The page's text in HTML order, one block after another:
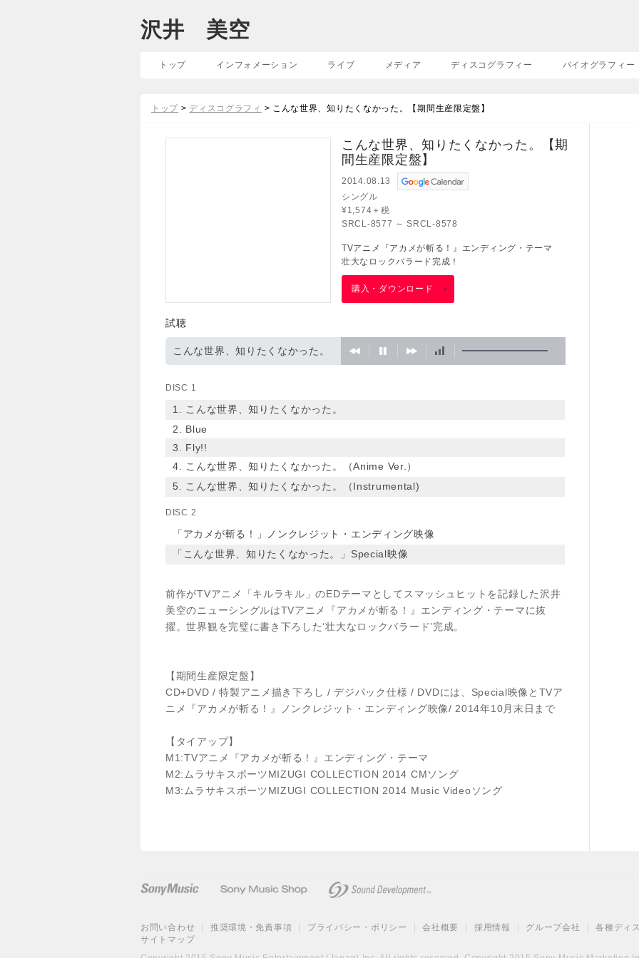
沢井 美空
トップ インフォメーション ライブ メディア ディスコグラフィー バイオグラフィー
トップ > ディスコグラフィ > こんな世界、知りたくなかった。【期間生産限定盤】
こんな世界、知りたくなかった。【期
間生産限定盤】
2014.08.13
シングル
¥1,574＋税
SRCL-8577 ～ SRCL-8578
TVアニメ『アカメが斬る！』エンディング・テーマ
壮大なロックバラード完成！
購入・ダウンロード >
試聴
こんな世界、知りたくなかった。
DISC 1
1. こんな世界、知りたくなかった。
2. Blue
3. Fly!!
4. こんな世界、知りたくなかった。（Anime Ver.）
5. こんな世界、知りたくなかった。（Instrumental)
DISC 2
「アカメが斬る！」ノンクレジット・エンディング映像
「こんな世界、知りたくなかった。」Special映像
前作がTVアニメ「キルラキル」のEDテーマとしてスマッシュヒットを記録した沢井
美空のニューシングルはTVアニメ『アカメが斬る！』エンディング・テーマに抜
擢。世界観を完璧に書き下ろした‘壮大なロックバラード’完成。
【期間生産限定盤】
CD+DVD / 特製アニメ描き下ろし / デジパック仕様 / DVDには、Special映像とTVア
ニメ『アカメが斬る！』ノンクレジット・エンディング映像/ 2014年10月末日まで
【タイアップ】
M1:TVアニメ『アカメが斬る！』エンディング・テーマ
M2:ムラサキスポーツMIZUGI COLLECTION 2014 CMソング
M3:ムラサキスポーツMIZUGI COLLECTION 2014 Music Videoソング
お問い合わせ 推奨環境・免責事項 プライバシー・ポリシー 会社概要 採用情報 グループ会社 各種ディ
サイトマップ